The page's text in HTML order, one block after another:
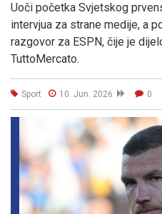
Uoči početka Svjetskog
intervjua za strane medije, a
razgovor za ESPN, čije je
TuttoMercato.
Sport 10. Jun. 2026 0